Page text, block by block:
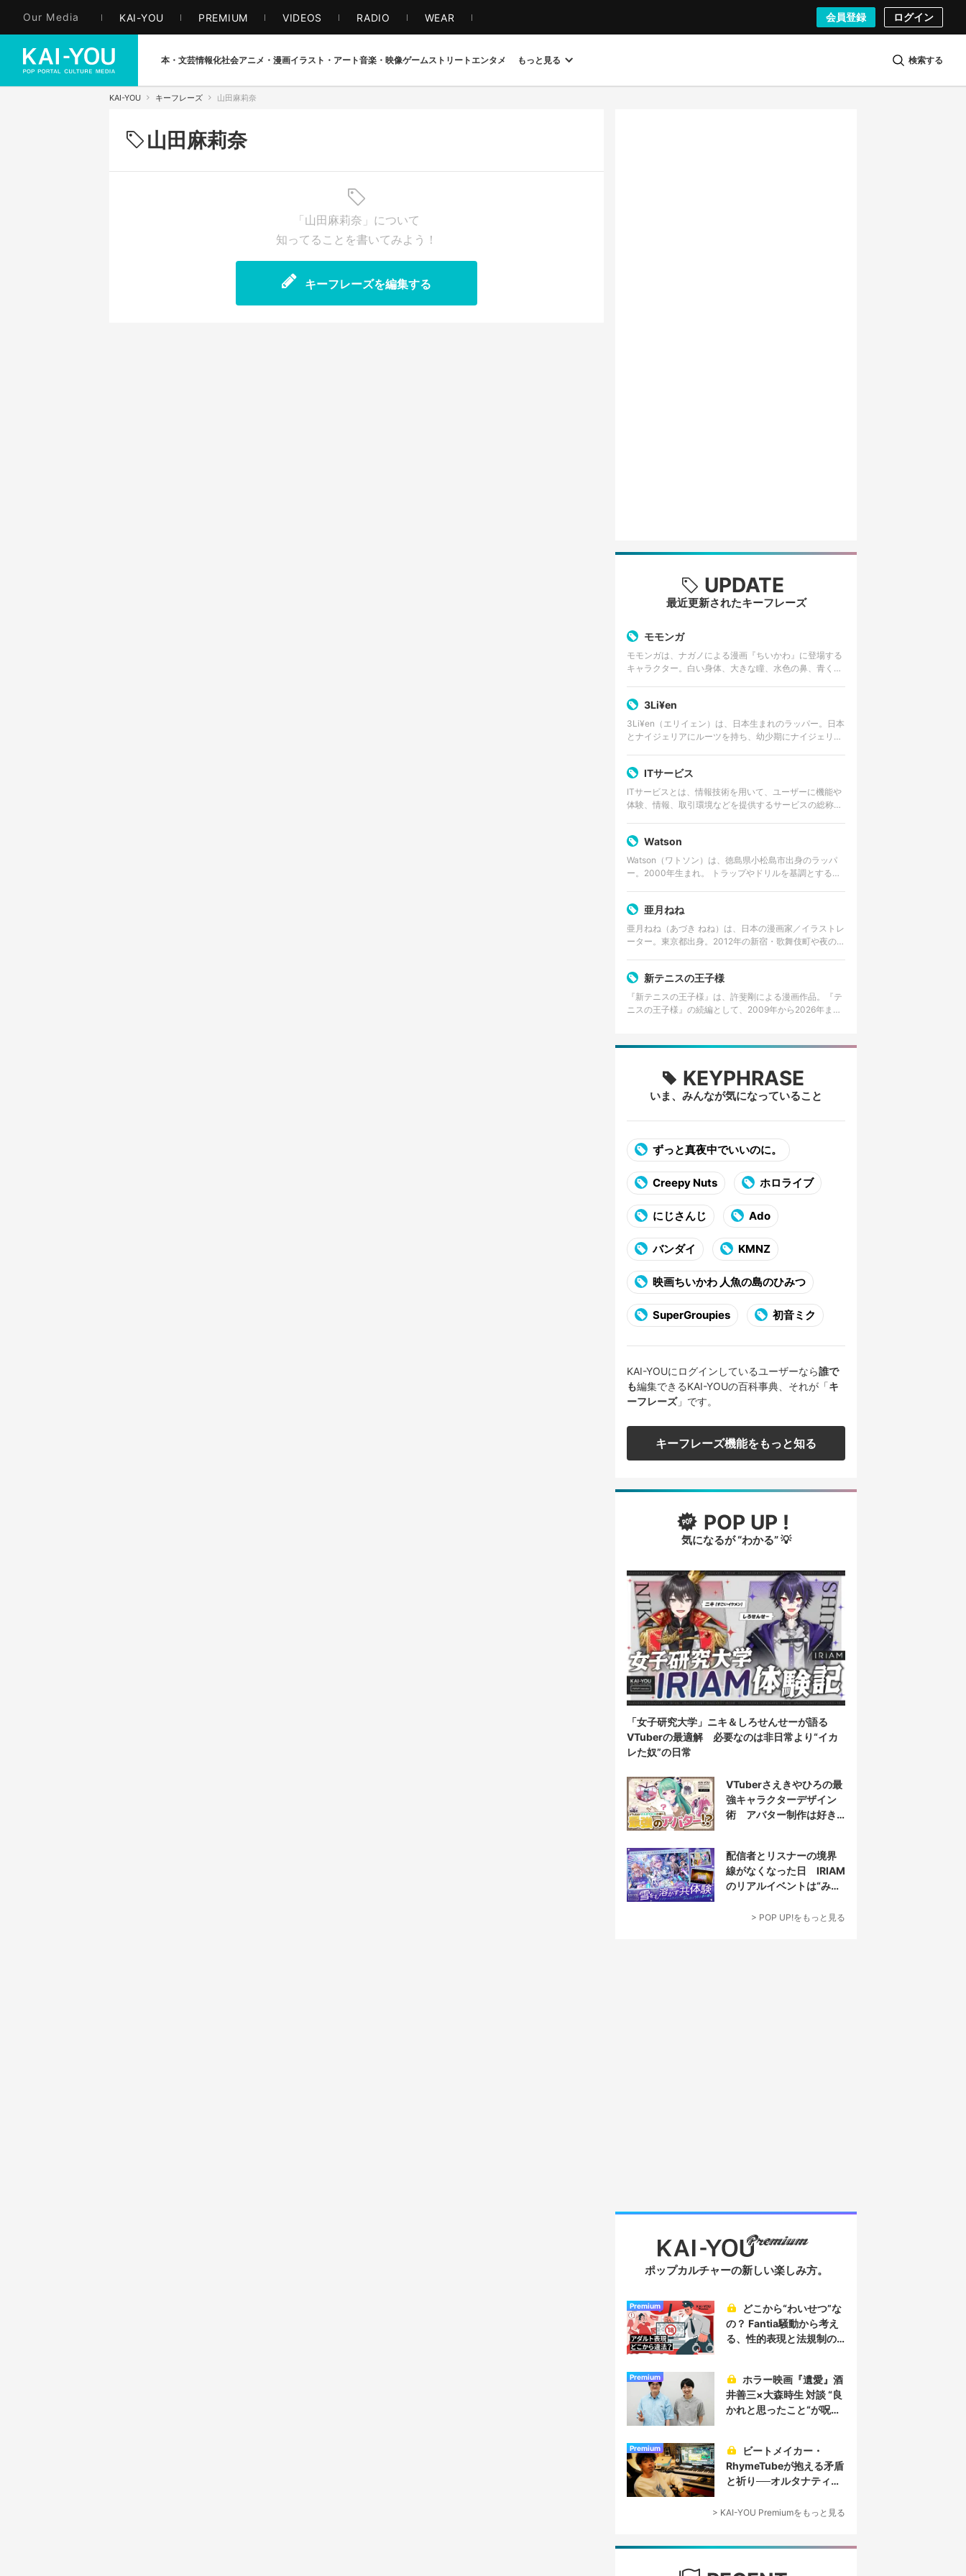
Our Media KAI-YOU PREMIUM VIDEOS RADIO WEAR 会員登録 ログイン
本・文芸情報化社会アニメ・漫画イラスト・アート音楽・映像ゲームストリート エンタメ もっと見る 検索する
KAI-YOU キーフレーズ 山田麻莉奈
山田麻莉奈
「山田麻莉奈」について
知ってることを書いてみよう！
キーフレーズを編集する
UPDATE
最近更新されたキーフレーズ
モモンガ
モモンガは、ナガノによる漫画『ちいかわ』に登場する
キャラクター。白い身体、大きな瞳、水色の鼻、青くふ
3Li¥en
3Li¥en（エリイェン）は、日本生まれのラッパー。日本
とナイジェリアにルーツを持ち、幼少期にナイジェリ
ITサービス
ITサービスとは、情報技術を用いて、ユーザーに機能や
体験、情報、取引環境などを提供するサービスの総称。
Watson
Watson（ワトソン）は、徳島県小松島市出身のラッパ
ー。2000年生まれ。 トラップやドリルを基調とするビ
亜月ねね
亜月ねね（あづき ねね）は、日本の漫画家／イラストレ
ーター。東京都出身。2012年の新宿・歌舞伎町や夜の世
新テニスの王子様
『新テニスの王子様』は、許斐剛による漫画作品。『テ
ニスの王子様』の続編として、2009年から2026年まで
KEYPHRASE
いま、みんなが気になっていること
ずっと真夜中でいいのに。
Creepy Nuts ホロライブ
にじさんじ Ado
バンダイ KMNZ
映画ちいかわ 人魚の島のひみつ
SuperGroupies 初音ミク
KAI-YOUにログインしているユーザーなら誰で
も編集できるKAI-YOUの百科事典、それが「キ
ーフレーズ」です。
キーフレーズ機能をもっと知る
POP UP !
気になるが “わかる” 💡
「女子研究大学」ニキ＆しろせんせーが語る
VTuberの最適解 必要なのは非日常より“イカ
レた奴”の日常
VTuberさえきやひろの最
強キャラクターデザイン
術 アバター制作は好き
配信者とリスナーの境界
線がなくなった日 IRIAM
のリアルイベントは“みん
> POP UP!をもっと見る
ポップカルチャーの新しい楽しみ方。
Premium
の？ Fantia騒動から考え
る、性的表現と法規制の
Premium
井善三×大森時生 対談 “良
かれと思ったこと“が呪い
Premium
RhymeTubeが抱える矛盾
と祈り──オルタナティブ
ューサー論
> KAI-YOU Premiumをもっと見る